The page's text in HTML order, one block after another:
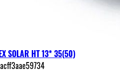
SOLAR HT 13* 35(50)